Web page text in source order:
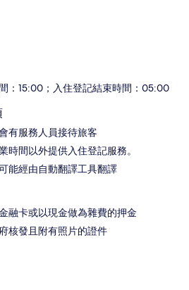
：15:00；入住登記結束時間：05:00
有服務人員接待旅客
時間以外提供入住登記服務。
能經由自動翻譯工具翻譯
融卡或以現金做為雜費的押金
核發且附有照片的證件